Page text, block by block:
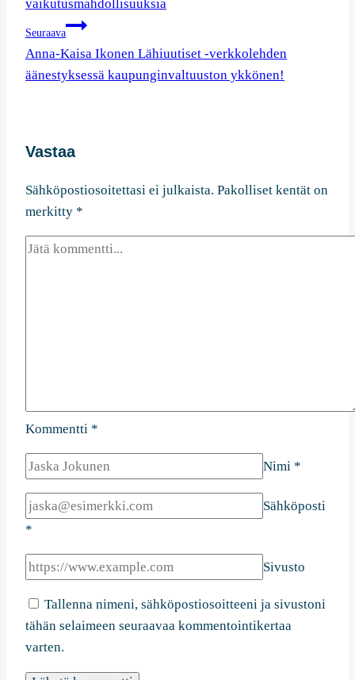
vaikutusmahdollisuuksia
Seuraava
Anna-Kaisa Ikonen Lähiuutiset -verkkolehden
äänestyksessä kaupunginvaltuuston ykkönen!
Vastaa
Sähköpostiosoitettasi ei julkaista. Pakolliset kentät on
merkitty *
Kommentti *
Nimi *
Sähköposti
*
Sivusto
Tallenna nimeni, sähköpostiosoitteeni ja sivustoni
tähän selaimeen seuraavaa kommentointikertaa
varten.